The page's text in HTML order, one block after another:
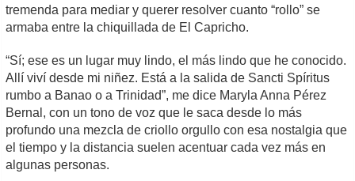
tremenda para mediar y querer resolver cuanto “rollo” se
armaba entre la chiquillada de El Capricho.
“Sí; ese es un lugar muy lindo, el más lindo que he conocido.
Allí viví desde mi niñez. Está a la salida de Sancti Spíritus
rumbo a Banao o a Trinidad”, me dice Maryla Anna Pérez
Bernal, con un tono de voz que le saca desde lo más
profundo una mezcla de criollo orgullo con esa nostalgia que
el tiempo y la distancia suelen acentuar cada vez más en
algunas personas.